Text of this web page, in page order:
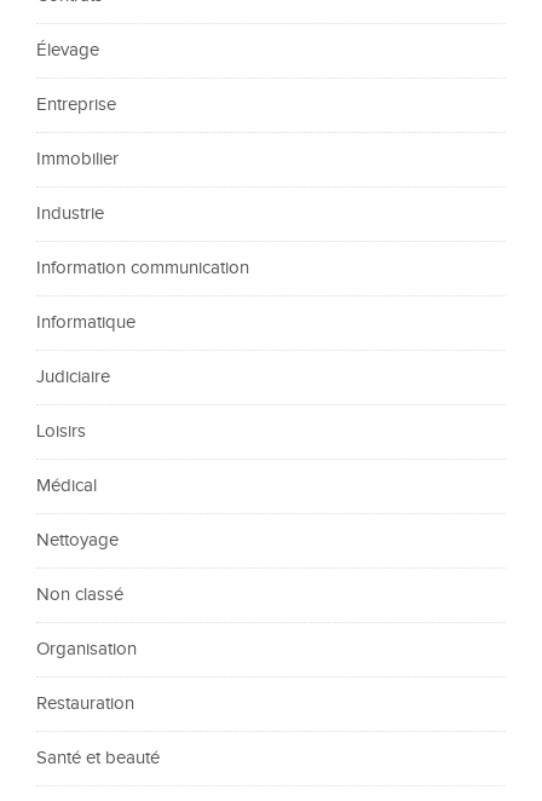
Élevage
Entreprise
Immobilier
Industrie
Information communication
Informatique
Judiciaire
Loisirs
Médical
Nettoyage
Non classé
Organisation
Restauration
Santé et beauté